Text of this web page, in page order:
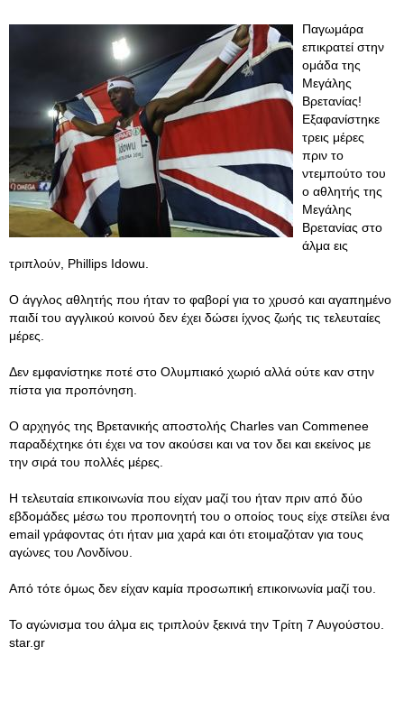
​Παγωμάρα
επικρατεί στην
ομάδα της
Μεγάλης
Βρετανίας!
Εξαφανίστηκε
τρεις μέρες
πριν το
ντεμπούτο του
ο αθλητής της
Μεγάλης
Βρετανίας στο
άλμα εις
τριπλούν, Phillips Idowu.
Ο άγγλος αθλητής που ήταν το φαβορί για το χρυσό και αγαπημένο
παιδί του αγγλικού κοινού δεν έχει δώσει ίχνος ζωής τις τελευταίες
μέρες.
Δεν εμφανίστηκε ποτέ στο Ολυμπιακό χωριό αλλά ούτε καν στην
πίστα για προπόνηση.
Ο αρχηγός της Βρετανικής αποστολής Charles van Commenee
παραδέχτηκε ότι έχει να τον ακούσει και να τον δει και εκείνος με
την σιρά του πολλές μέρες.
Η τελευταία επικοινωνία που είχαν μαζί του ήταν πριν από δύο
εβδομάδες μέσω του προπονητή του ο οποίος τους είχε στείλει ένα
email γράφοντας ότι ήταν μια χαρά και ότι ετοιμαζόταν για τους
αγώνες του Λονδίνου.
Από τότε όμως δεν είχαν καμία προσωπική επικοινωνία μαζί του.
Το αγώνισμα του άλμα εις τριπλούν ξεκινά την Τρίτη 7 Αυγούστου.
star.gr